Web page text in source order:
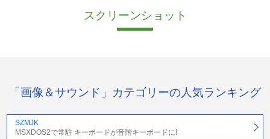
スクリーンショット
「画像＆サウンド」カテゴリーの人気ランキング
SZMJK
MSXDOS2で常駐 キーボードが音階キーボードに!